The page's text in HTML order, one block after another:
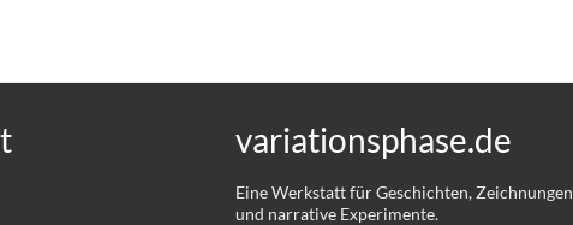
variationsphase.de
Eine Werkstatt für Geschichten, Zeichnungen
und narrative Experimente.